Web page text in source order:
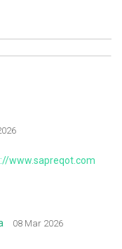
www.sapreqot.com
08 Mar 2026